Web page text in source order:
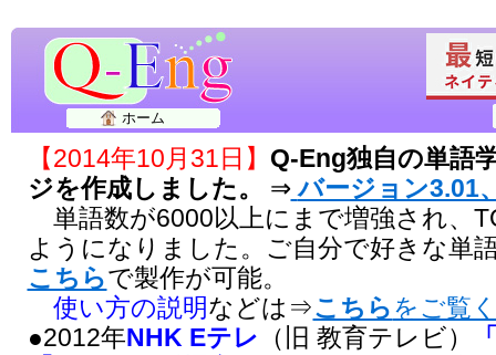
ホーム
【2014年10月31日】 Q-Eng独自の単語
ジを作成しました。
⇒ バージョン3.01
単語数が6000以上にまで増強され、
ようになりました。ご自分で好きな単
こちらで製作が可能。
使い方の説明などは⇒こちらをご覧
●2012年NHK Eテレ （旧 教育テレビ）